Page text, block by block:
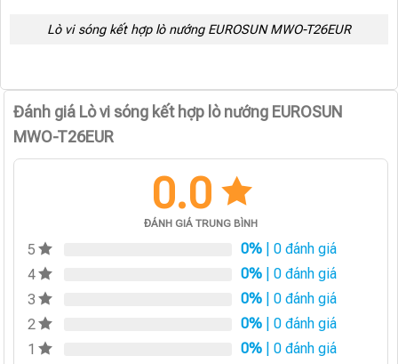
Lò vi sóng kết hợp lò nướng EUROSUN MWO-T26EUR
Đánh giá Lò vi sóng kết hợp lò nướng EUROSUN
MWO-T26EUR
0.0
ĐÁNH GIÁ TRUNG BÌNH
5 0% | 0 đánh giá
4
0% | 0 đánh giá
3
0% | 0 đánh giá
2
0% | 0 đánh giá
1
0% | 0 đánh giá